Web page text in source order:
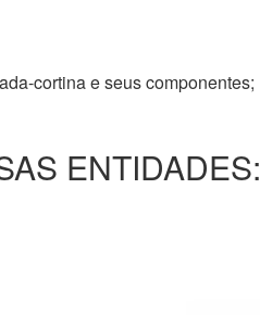
cortina e seus componentes;
ENTIDADES: